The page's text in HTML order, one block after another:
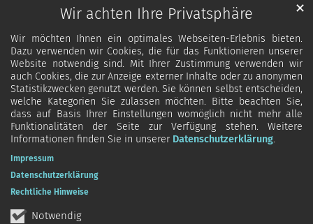
Wir achten Ihre Privatsphäre
Wir möchten Ihnen ein optimales Webseiten-Erlebnis bieten.
Dazu verwenden wir Cookies, die für das Funktionieren unserer
Website notwendig sind. Mit Ihrer Zustimmung verwenden wir
auch Cookies, die zur Anzeige externer Inhalte oder zu anonymen
Statistikzwecken genutzt werden. Sie können selbst entscheiden,
welche Kategorien Sie zulassen möchten. Bitte beachten Sie,
dass auf Basis Ihrer Einstellungen womöglich nicht mehr alle
Funktionalitäten der Seite zur Verfügung stehen. Weitere
Informationen finden Sie in unserer Datenschutzerklärung.
Notwendig
✕
Impressum
Datenschutzerklärung
Rechtliche Hinweise